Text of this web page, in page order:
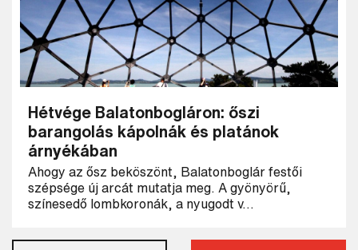
Hétvége Balatonbogláron: őszi
barangolás kápolnák és platánok
árnyékában
Ahogy az ősz beköszönt, Balatonboglár festői
szépsége új arcát mutatja meg. A gyönyörű,
színesedő lombkoronák, a nyugodt v...